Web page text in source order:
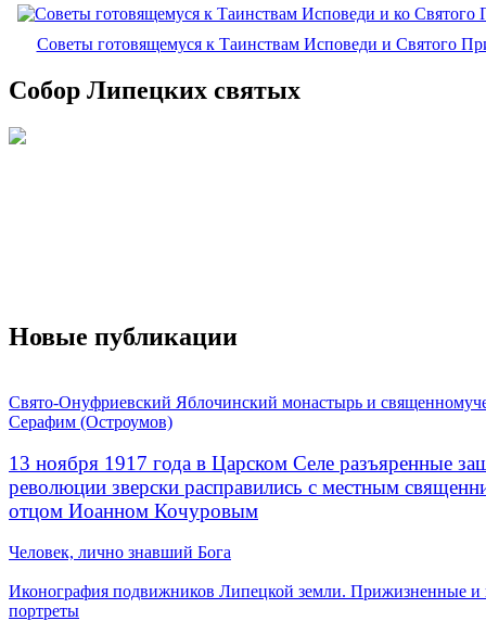
Советы готовящемуся к Таинствам Исповеди и Святого
Собор Липецких святых
Новые публикации
Свято-Онуфриевский Яблочинский монастырь и
Серафим (Остроумов)
13 ноября 1917 года в Царском Селе разъяренные
революции зверски расправились с местным
отцом Иоанном Кочуровым
Человек, лично знавший Бога
Иконография подвижников Липецкой земли. Прижизненные и
портреты